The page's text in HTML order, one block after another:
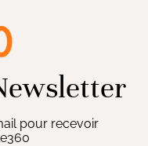
pour recevoir